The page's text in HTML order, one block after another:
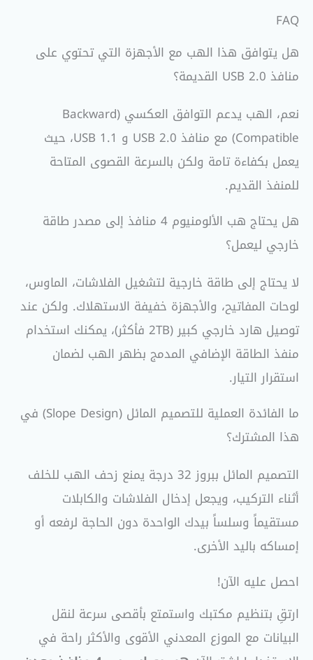
FAQ
هل يتوافق هذا الهب مع الأجهزة التي تحتوي على
منافذ USB 2.0 القديمة؟
نعم، الهب يدعم التوافق العكسي (Backward
Compatible) مع منافذ USB 2.0 و USB 1.1، حيث
يعمل بكفاءة تامة ولكن بالسرعة القصوى المتاحة
للمنفذ القديم.
هل يحتاج هب الألومنيوم 4 منافذ إلى مصدر طاقة
خارجي ليعمل؟
لا يحتاج إلى طاقة خارجية لتشغيل الفلاشات، الماوس،
لوحات المفاتيح، والأجهزة خفيفة الاستهلاك. ولكن عند
توصيل هارد خارجي كبير (2TB فأكثر)، يمكنك استخدام
منفذ الطاقة الإضافي المدمج بظهر الهب لضمان
استقرار التيار.
ما الفائدة العملية للتصميم المائل (Slope Design) في
هذا المشترك؟
التصميم المائل ببروز 32 درجة يمنع زحف الهب للخلف
أثناء التركيب، ويجعل إدخال الفلاشات والكابلات
مستقيماً وسلساً بيدك الواحدة دون الحاجة لرفعه أو
إمساكه باليد الأخرى.
احصل عليه الآن!
ارتقِ بتنظيم مكتبك واستمتع بأقصى سرعة لنقل
البيانات مع الموزع المعدني الأقوى والأكثر راحة في